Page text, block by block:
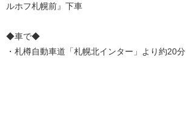
ルホフ札幌前』下車
◆車で◆
・札樽自動車道「札幌北インター」より約20分